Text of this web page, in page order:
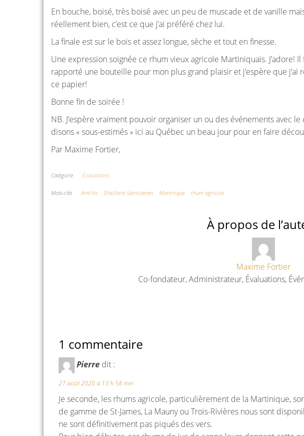
En bouche, boisé, très boisé avec un peu de muscade et de vanille
réellement bien, c’est ce que j’ai préféré chez lui.
La finale est sur le bois et assez longue, sèche et tout en finesse.
Une expression soignée ce rhum vieux agricole Martiniquais. J’adore!
rapporté une bouteille pour mon plus grand plaisir et j’espère que j’ai
ce papier!
Bonne fin de soirée !
NB. J’espère vraiment pouvoir organiser un ou des événements avec
disons « sous-estimés » ici au Québec un beau jour pour en faire
Par Maxime Fortier,
Catégorie Évaluations
Mots-clés Antilles Distillerie Saint-James Martinique rhum agricole
À propos de
Maxime Fortier
Co-fondateur, Administrateur, Évaluations,
1 commentaire
Pierre dit :
27 août 2020 à 13 h 58 min
Je seconde, les rhums agricole, particulièrement de la Martinique,
de gamme de St-James, La Mauny ou Trois-Rivières nous sont
ne sont définitivement pas piqués des vers.